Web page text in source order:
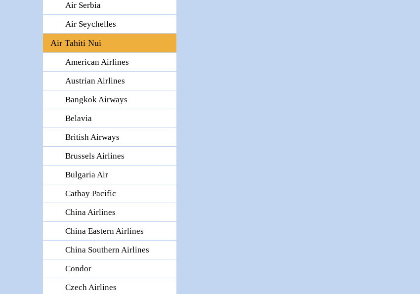
Air Serbia
Air Seychelles
Air Tahiti Nui
American Airlines
Austrian Airlines
Bangkok Airways
Belavia
British Airways
Brussels Airlines
Bulgaria Air
Cathay Pacific
China Airlines
China Eastern Airlines
China Southern Airlines
Condor
Czech Airlines